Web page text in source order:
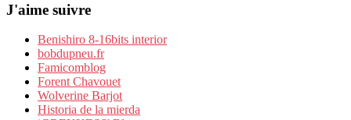
J'aime suivre
Benishiro 8-16bits interior
bobdupneu.fr
Famicomblog
Forent Chavouet
Wolverine Barjot
Historia de la mierda